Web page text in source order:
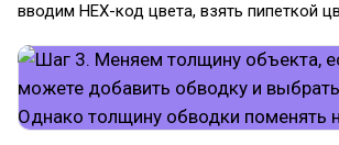
вводим HEX-код цвета, взять пипеткой